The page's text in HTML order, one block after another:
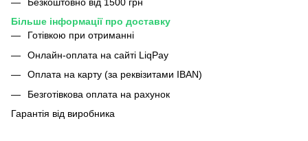
Більше інформації про доставку
Готівкою при отриманні
Онлайн-оплата на сайті LiqPay
Оплата на карту (за реквізитами IBAN)
Безготівкова оплата на рахунок
Гарантія від виробника